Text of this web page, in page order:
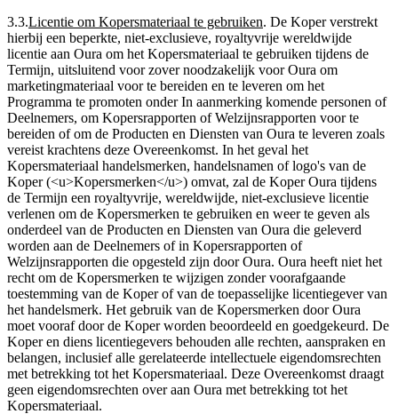
3.3.Licentie om Kopersmateriaal te gebruiken. De Koper verstrekt
hierbij een beperkte, niet-exclusieve, royaltyvrije wereldwijde
licentie aan Oura om het Kopersmateriaal te gebruiken tijdens de
Termijn, uitsluitend voor zover noodzakelijk voor Oura om
marketingmateriaal voor te bereiden en te leveren om het
Programma te promoten onder In aanmerking komende personen of
Deelnemers, om Kopersrapporten of Welzijnsrapporten voor te
bereiden of om de Producten en Diensten van Oura te leveren zoals
vereist krachtens deze Overeenkomst. In het geval het
Kopersmateriaal handelsmerken, handelsnamen of logo's van de
Koper (<u>Kopersmerken</u>) omvat, zal de Koper Oura tijdens
de Termijn een royaltyvrije, wereldwijde, niet-exclusieve licentie
verlenen om de Kopersmerken te gebruiken en weer te geven als
onderdeel van de Producten en Diensten van Oura die geleverd
worden aan de Deelnemers of in Kopersrapporten of
Welzijnsrapporten die opgesteld zijn door Oura. Oura heeft niet het
recht om de Kopersmerken te wijzigen zonder voorafgaande
toestemming van de Koper of van de toepasselijke licentiegever van
het handelsmerk. Het gebruik van de Kopersmerken door Oura
moet vooraf door de Koper worden beoordeeld en goedgekeurd. De
Koper en diens licentiegevers behouden alle rechten, aanspraken en
belangen, inclusief alle gerelateerde intellectuele eigendomsrechten
met betrekking tot het Kopersmateriaal. Deze Overeenkomst draagt
geen eigendomsrechten over aan Oura met betrekking tot het
Kopersmateriaal.